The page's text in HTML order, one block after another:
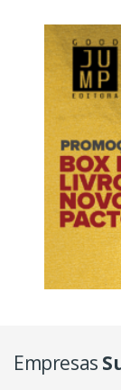
Empresas